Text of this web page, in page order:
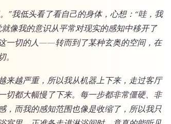
”我低头看了看自己的身体，心想：“哇，我
像我的意识从平常对现实的感知中移开了
一切的人——转而到了某种玄奥的空间，在
来越严重，所以我从机器上下来，走过客厅
切都大幅慢了下来。每一步都非常僵硬、非
，而我的感知范围也像是收缩了，所以我只